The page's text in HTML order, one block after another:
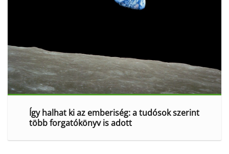
Így halhat ki az emberiség: a tudósok szerint
több forgatókönyv is adott